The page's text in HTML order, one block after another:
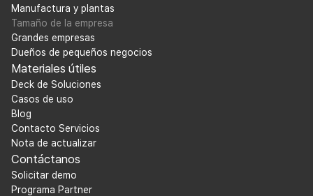
Manufactura y plantas
Tamaño de la empresa
Grandes empresas
Dueños de pequeños negocios
Materiales útiles
Deck de Soluciones
Casos de uso
Blog
Contacto Servicios
Nota de actualizar
Contáctanos
Solicitar demo
Programa Partner